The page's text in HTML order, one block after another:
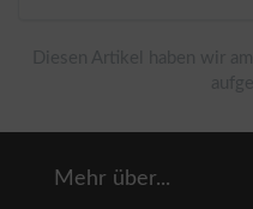
Mehr über...